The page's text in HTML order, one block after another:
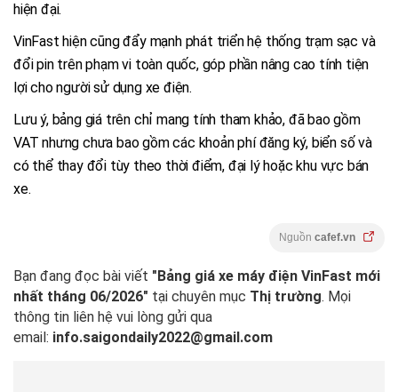
hiện đại.
VinFast hiện cũng đẩy mạnh phát triển hệ thống trạm sạc và
đổi pin trên phạm vi toàn quốc, góp phần nâng cao tính tiện
lợi cho người sử dụng xe điện.
Lưu ý, bảng giá trên chỉ mang tính tham khảo, đã bao gồm
VAT nhưng chưa bao gồm các khoản phí đăng ký, biển số và
có thể thay đổi tùy theo thời điểm, đại lý hoặc khu vực bán
xe.
Nguồn cafef.vn
Bạn đang đọc bài viết "Bảng giá xe máy điện VinFast mới
nhất tháng 06/2026" tại chuyên mục Thị trường. Mọi
thông tin liên hệ vui lòng gửi qua
email: info.saigondaily2022@gmail.com